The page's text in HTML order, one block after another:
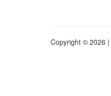
Copyright © 2026 |